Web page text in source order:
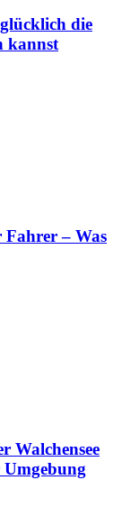
die
kannst
– Was
Walchensee